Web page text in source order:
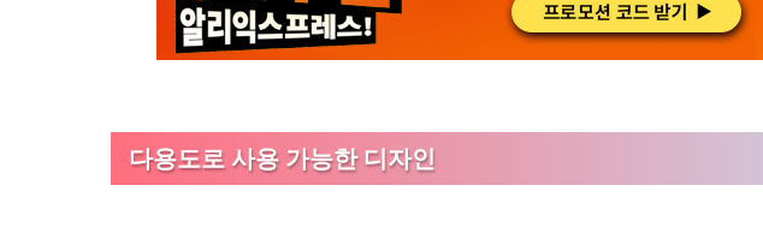
다용도로 사용 가능한 디자인